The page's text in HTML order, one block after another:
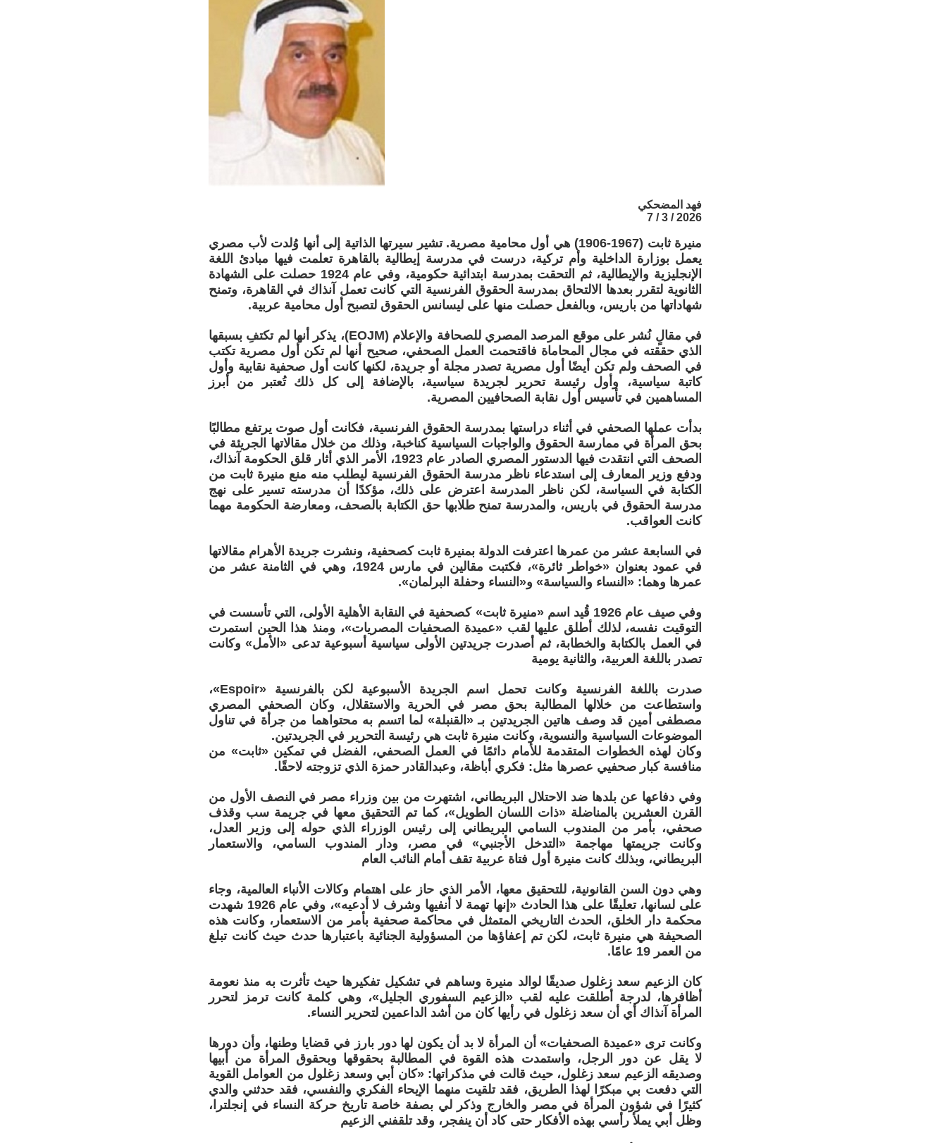
فهد المضحكي
2026 / 3 / 7
منيرة ثابت (1967-1906) هي أول محامية مصرية. تشير سيرتها الذاتية إلى أنها وُلدت لأب مصري
يعمل بوزارة الداخلية وأم تركية، درست في مدرسة إيطالية بالقاهرة تعلمت فيها مبادئ اللغة
الإنجليزية والإيطالية، ثم التحقت بمدرسة ابتدائية حكومية، وفي عام 1924 حصلت على الشهادة
الثانوية لتقرر بعدها الالتحاق بمدرسة الحقوق الفرنسية التي كانت تعمل آنذاك في القاهرة، وتمنح
شهاداتها من باريس، وبالفعل حصلت منها على ليسانس الحقوق لتصبح أول محامية عربية.
في مقالٍ نُشر على موقع المرصد المصري للصحافة والإعلام (EOJM)، يذكر أنها لم تكتفِ بسبقها
الذي حققته في مجال المحاماة فاقتحمت العمل الصحفي، صحيح أنها لم تكن أول مصرية تكتب
في الصحف ولم تكن أيضًا أول مصرية تصدر مجلة أو جريدة، لكنها كانت أول صحفية نقابية وأول
كاتبة سياسية، وأول رئيسة تحرير لجريدة سياسية، بالإضافة إلى كل ذلك تُعتبر من أبرز
المساهمين في تأسيس أول نقابة الصحافيين المصرية.
بدأت عملها الصحفي في أثناء دراستها بمدرسة الحقوق الفرنسية، فكانت أول صوت يرتفع مطالبًا
بحق المرأة في ممارسة الحقوق والواجبات السياسية كناخبة، وذلك من خلال مقالاتها الجريئة في
الصحف التي انتقدت فيها الدستور المصري الصادر عام 1923، الأمر الذي أثار قلق الحكومة آنذاك،
ودفع وزير المعارف إلى استدعاء ناظر مدرسة الحقوق الفرنسية ليطلب منه منع منيرة ثابت من
الكتابة في السياسة، لكن ناظر المدرسة اعترض على ذلك، مؤكدًا أن مدرسته تسير على نهج
مدرسة الحقوق في باريس، والمدرسة تمنح طلابها حق الكتابة بالصحف، ومعارضة الحكومة مهما
كانت العواقب.
في السابعة عشر من عمرها اعترفت الدولة بمنيرة ثابت كصحفية، ونشرت جريدة الأهرام مقالاتها
في عمود بعنوان «خواطر ثائرة»، فكتبت مقالين في مارس 1924، وهي في الثامنة عشر من
عمرها وهما: «النساء والسياسة» و«النساء وحفلة البرلمان».
وفي صيف عام 1926 قُيد اسم «منيرة ثابت» كصحفية في النقابة الأهلية الأولى، التي تأسست في
التوقيت نفسه، لذلك أطلق عليها لقب «عميدة الصحفيات المصريات»، ومنذ هذا الحين استمرت
في العمل بالكتابة والخطابة، ثم أصدرت جريدتين الأولى سياسية أسبوعية تدعى «الأمل» وكانت
تصدر باللغة العربية، والثانية يومية
صدرت باللغة الفرنسية وكانت تحمل اسم الجريدة الأسبوعية لكن بالفرنسية «Espoir»،
واستطاعت من خلالها المطالبة بحق مصر في الحرية والاستقلال، وكان الصحفي المصري
مصطفى أمين قد وصف هاتين الجريدتين بـ «القنبلة» لما اتسم به محتواهما من جرأة في تناول
الموضوعات السياسية والنسوية، وكانت منيرة ثابت هي رئيسة التحرير في الجريدتين.
وكان لهذه الخطوات المتقدمة للأمام دائمًا في العمل الصحفي، الفضل في تمكين «ثابت» من
منافسة كبار صحفيي عصرها مثل: فكري أباظة، وعبدالقادر حمزة الذي تزوجته لاحقًا.
وفي دفاعها عن بلدها ضد الاحتلال البريطاني، اشتهرت من بين وزراء مصر في النصف الأول من
القرن العشرين بالمناضلة «ذات اللسان الطويل»، كما تم التحقيق معها في جريمة سب وقذف
صحفي، بأمر من المندوب السامي البريطاني إلى رئيس الوزراء الذي حوله إلى وزير العدل،
وكانت جريمتها مهاجمة «التدخل الأجنبي» في مصر، ودار المندوب السامي، والاستعمار
البريطاني، وبذلك كانت منيرة أول فتاة عربية تقف أمام النائب العام
وهي دون السن القانونية، للتحقيق معها، الأمر الذي حاز على اهتمام وكالات الأنباء العالمية، وجاء
على لسانها، تعليقًا على هذا الحادث «إنها تهمة لا أنفيها وشرف لا أدعيه»، وفي عام 1926 شهدت
محكمة دار الخلق، الحدث التاريخي المتمثل في محاكمة صحفية بأمر من الاستعمار، وكانت هذه
الصحيفة هي منيرة ثابت، لكن تم إعفاؤها من المسؤولية الجنائية باعتبارها حدث حيث كانت تبلغ
من العمر 19 عامًا.
كان الزعيم سعد زغلول صديقًا لوالد منيرة وساهم في تشكيل تفكيرها حيث تأثرت به منذ نعومة
أظافرها، لدرجة أطلقت عليه لقب «الزعيم السفوري الجليل»، وهي كلمة كانت ترمز لتحرر
المرأة آنذاك أي أن سعد زغلول في رأيها كان من أشد الداعمين لتحرير النساء.
وكانت ترى «عميدة الصحفيات» أن المرأة لا بد أن يكون لها دور بارز في قضايا وطنها، وأن دورها
لا يقل عن دور الرجل، واستمدت هذه القوة في المطالبة بحقوقها وبحقوق المرأة من أبيها
وصديقه الزعيم سعد زغلول، حيث قالت في مذكراتها: «كان أبي وسعد زغلول من العوامل القوية
التي دفعت بي مبكرًا لهذا الطريق، فقد تلقيت منهما الإيحاء الفكري والنفسي، فقد حدثني والدي
كثيرًا في شؤون المرأة في مصر والخارج وذكر لي بصفة خاصة تاريخ حركة النساء في إنجلترا،
وظل أبي يملأ رأسي بهذه الأفكار حتى كاد أن ينفجر، وقد تلقفني الزعيم